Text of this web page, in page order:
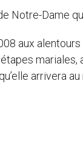
Notre-Dame
aux
arrivera